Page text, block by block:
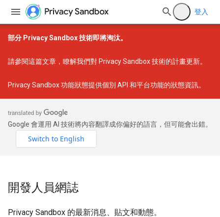
登入
部分 Privacy Sandbox 技術即將淘汰。
請參閱這篇文章 ，瞭解我們對 Privacy Sandbox 技術的計畫更新。
Privacy Sandbox 功能狀態提供個別 API 和平台功能的狀態資訊。
Google 會運用 AI 技術將內容翻譯成你偏好的語言，但可能會出錯。
開發人員網誌
Privacy Sandbox 的最新消息、貼文和動態。